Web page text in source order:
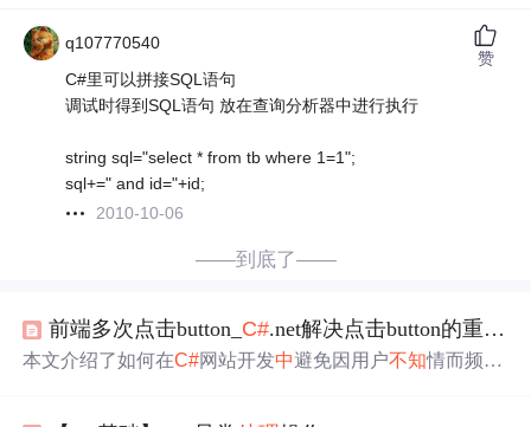
q107770540
C#里可以拼接SQL语句
调试时得到SQL语句 放在查询分析器中进行执行
string sql="select * from tb where 1=1";
sql+=" and id="+id;
2010-10-06
赞
——到底了——
前端多次点击button_ C#.net解决点击button的重复执行后台代码问题
本文介绍了如何在C#网站开发中避免因用户不知情而频繁